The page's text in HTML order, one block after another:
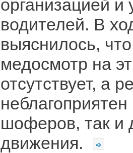
организацией и
водителей. В
выяснилось,
медосмотр на
отсутствует, а
шоферов, так и
движения.